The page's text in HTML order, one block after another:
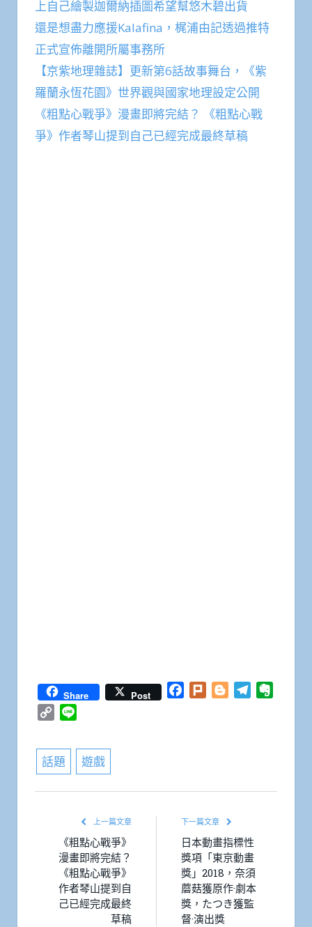
上自己繪製迦爾納插圖希望幫悠木碧出貨
還是想盡力應援Kalafina，梶浦由記透過推特
正式宣佈離開所屬事務所
【京紫地理雜誌】更新第6話故事舞台，《紫
羅蘭永恆花園》世界觀與國家地理設定公開
《粗點心戰爭》漫畫即將完結？ 《粗點心戰
爭》作者琴山提到自己已經完成最終草稿
Share Post Facebook
Plurk BloggerTelegram
Copy
話題 遊戲
上一篇文章
《粗點心戰爭》
漫畫即將完結？
《粗點心戰爭》
作者琴山提到自
己已經完成最終
草稿
下一篇文章
日本動畫指標性
獎項「東京動畫
獎」2018，奈須
蘑菇獲原作·劇本
獎，たつき獲監
督·演出獎